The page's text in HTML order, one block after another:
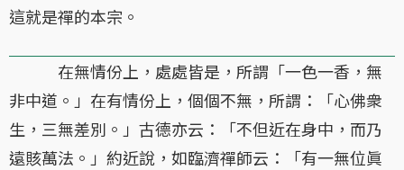
這就是禪的本宗。
在無情份上，處處皆是，所謂「一色一香，無
非中道。」在有情份上，個個不無，所謂：「心佛衆
生，三無差別。」古德亦云：「不但近在身中，而乃
遠賅萬法。」約近說，如臨濟禪師云：「有一無位眞